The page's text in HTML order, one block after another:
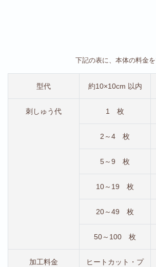
下記の表に、本体の料金
型代 約10×10cm 以内
刺しゅう代 1 枚
2～4 枚
5～9 枚
10～19 枚
20～49 枚
50～100 枚
加工料金
ヒートカット・プ